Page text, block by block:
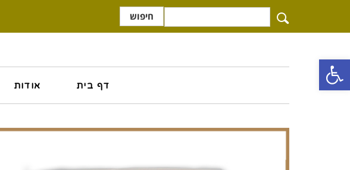
חיפוש
דף בית אודות
פתח סרגל נגישות